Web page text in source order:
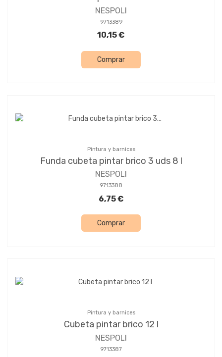
NESPOLI
9713389
10,15 €
Comprar
Pintura y barnices
Funda cubeta pintar brico 3 uds 8 l
NESPOLI
9713388
6,75 €
Comprar
Pintura y barnices
Cubeta pintar brico 12 l
NESPOLI
9713387